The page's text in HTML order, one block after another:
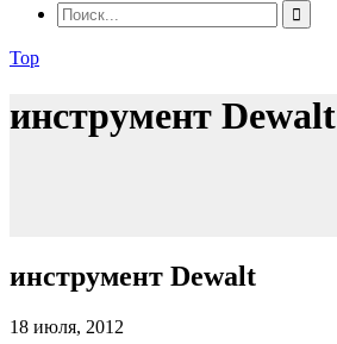
Top
инструмент Dewalt
инструмент Dewalt
18 июля, 2012